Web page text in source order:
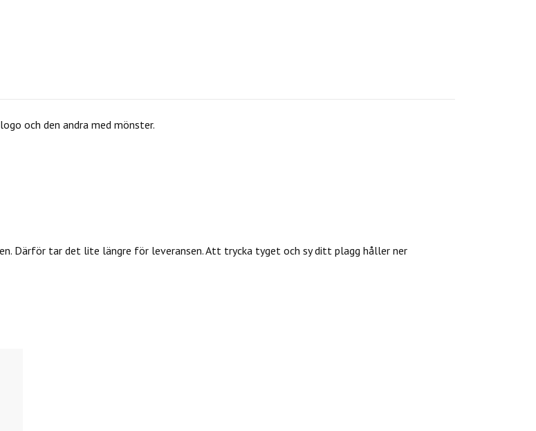
och den andra med mönster.
Därför tar det lite längre för leveransen. Att trycka tyget och sy ditt plagg håller ner